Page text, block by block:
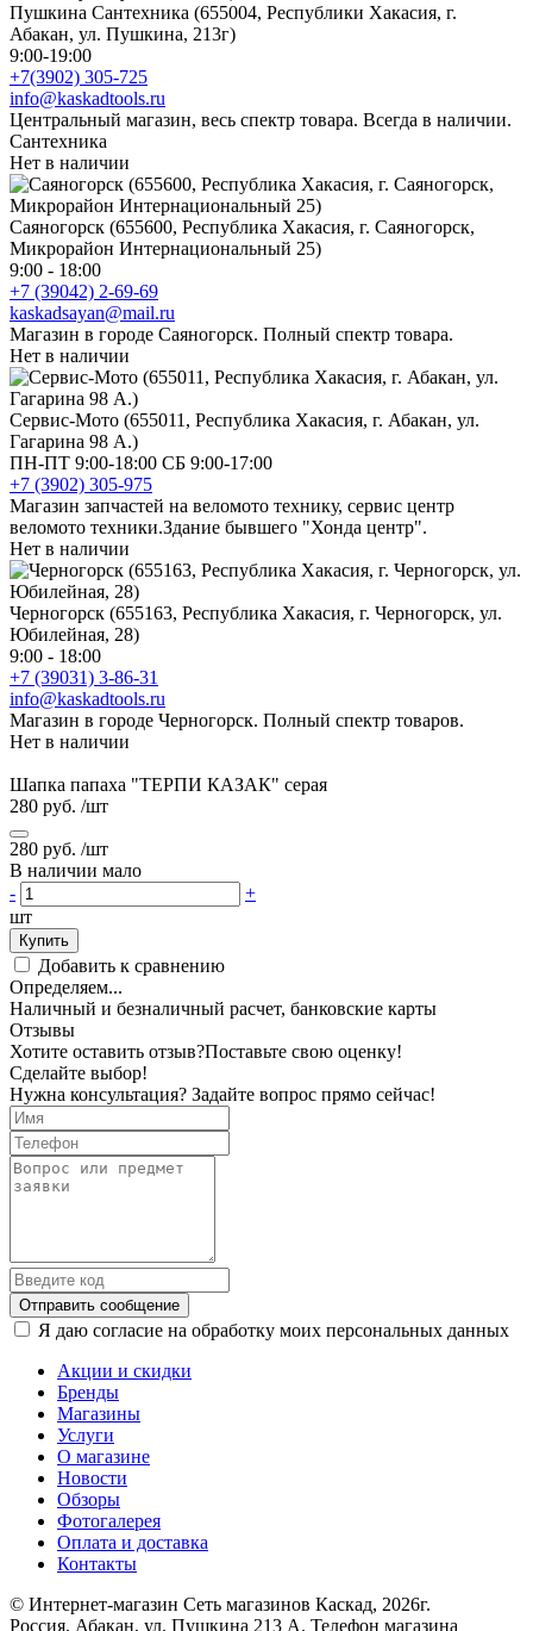
Пушкина Сантехника (655004, Республики Хакасия, г.
Абакан, ул. Пушкина, 213г)
9:00-19:00
+7(3902) 305-725
info@kaskadtools.ru
Центральный магазин, весь спектр товара. Всегда в наличии.
Сантехника
Нет в наличии
Саяногорск (655600, Республика Хакасия, г. Саяногорск,
Микрорайон Интернациональный 25)
9:00 - 18:00
+7 (39042) 2-69-69
kaskadsayan@mail.ru
Магазин в городе Саяногорск. Полный спектр товара.
Нет в наличии
Сервис-Мото (655011, Республика Хакасия, г. Абакан, ул.
Гагарина 98 А.)
ПН-ПТ 9:00-18:00 СБ 9:00-17:00
+7 (3902) 305-975
Магазин запчастей на веломото технику, сервис центр
веломото техники.Здание бывшего "Хонда центр".
Нет в наличии
Черногорск (655163, Республика Хакасия, г. Черногорск, ул.
Юбилейная, 28)
9:00 - 18:00
+7 (39031) 3-86-31
info@kaskadtools.ru
Магазин в городе Черногорск. Полный спектр товаров.
Нет в наличии
Шапка папаха "ТЕРПИ КАЗАК" серая
280 руб. /шт
280 руб. /шт
В наличии мало
-
+
шт
Купить
Добавить к сравнению
Определяем...
Наличный и безналичный расчет, банковские карты
Отзывы
Хотите оставить отзыв?Поставьте свою оценку!
Сделайте выбор!
Нужна консультация? Задайте вопрос прямо сейчас!
Отправить сообщение
Я даю согласие на обработку моих персональных данных
Акции и скидки
Бренды
Магазины
Услуги
О магазине
Новости
Обзоры
Фотогалерея
Оплата и доставка
Контакты
© Интернет-магазин Сеть магазинов Каскад, 2026г.
Россия, Абакан, ул. Пушкина 213 А. Телефон магазина